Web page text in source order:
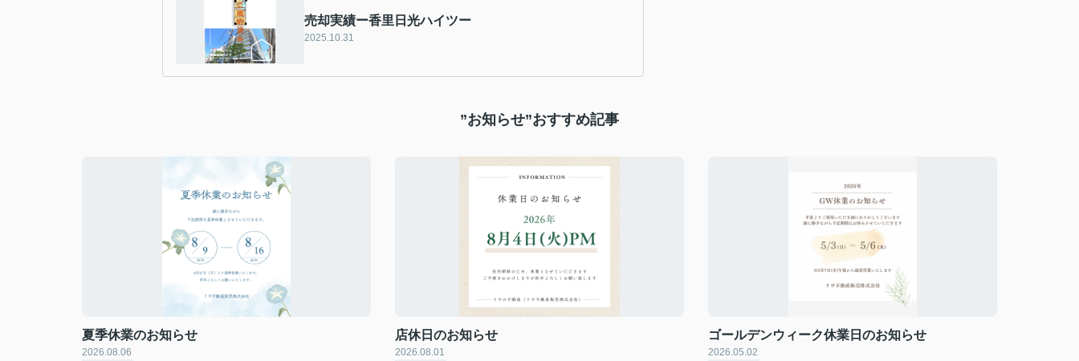
売却実績ー香里日光ハイツー
2025.10.31
”お知らせ”おすすめ記事
夏季休業のお知らせ
2026.08.06
店休日のお知らせ
2026.08.01
ゴールデンウィーク休業日のお知らせ
2026.05.02